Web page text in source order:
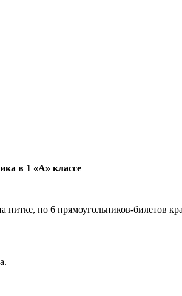
в 1 «А» классе
по 6 прямоугольников-билетов